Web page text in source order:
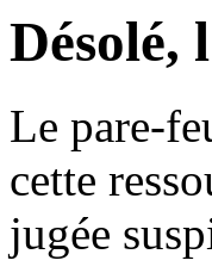
Désolé,
Le pare-
cette
jugée